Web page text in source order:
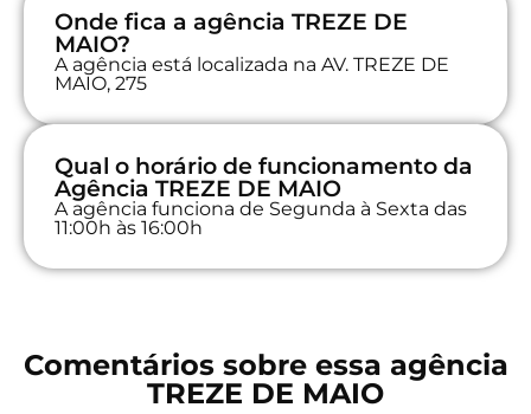
Onde fica a agência TREZE DE
MAIO?
A agência está localizada na AV. TREZE DE
MAIO, 275
Qual o horário de funcionamento da
Agência TREZE DE MAIO
A agência funciona de Segunda à Sexta das
11:00h às 16:00h
Comentários sobre essa agência
TREZE DE MAIO